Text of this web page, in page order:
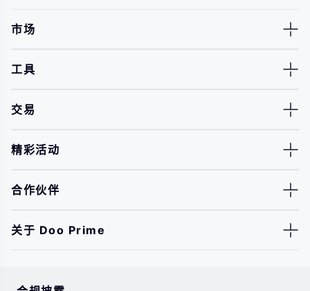
市场
工具
交易
精彩活动
合作伙伴
关于 Doo Prime